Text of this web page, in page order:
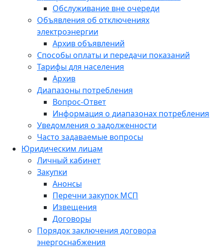
Обслуживание вне очереди
Объявления об отключениях
электроэнергии
Архив объявлений
Способы оплаты и передачи показаний
Тарифы для населения
Архив
Диапазоны потребления
Вопрос-Ответ
Информация о диапазонах потребления
Уведомления о задолженности
Часто задаваемые вопросы
Юридическим лицам
Личный кабинет
Закупки
Анонсы
Перечни закупок МСП
Извещения
Договоры
Порядок заключения договора
энергоснабжения